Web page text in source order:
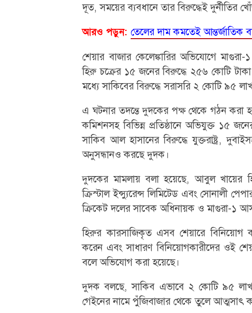
দূত, সময়ের ব্যবধানে তার বিরুদ্ধেই দুর্নীতির
আরও পড়ুন: তেলের দাম কমতেই আন্তর্জাতিক
শেয়ার বাজার কেলেঙ্কারির অভিযোগে
হিরু চক্রের ১৫ জনের বিরুদ্ধে ২৫৬ কোটি
মধ্যে সাকিবের বিরুদ্ধে সরাসরি ২ কোটি ৯৫
এ ঘটনার তদন্তে দুদকের পক্ষ থেকে গঠন করা
কমিশনসহ বিভিন্ন প্রতিষ্ঠানে অভিযুক্ত ১৫
সাকিব আল হাসানের বিরুদ্ধে যুক্তরাষ্ট্র,
অনুসন্ধানও করছে দুদক।
দুদকের মামলায় বলা হয়েছে, আবুল খায়ের
ক্রিস্টাল ইন্স্যুরেন্স লিমিটেড এবং সোনালী
ক্রিকেট দলের সাবেক অধিনায়ক ও মাগুরা-১
হিরুর কারসাজিকৃত এসব শেয়ারে বিনিয়োগ
করেন এবং সাধারণ বিনিয়োগকারীদের ওই
বলে অভিযোগ করা হয়েছে।
দুদক বলছে, সাকিব এভাবে ২ কোটি ৯৫ লাখ
গেইনের নামে পুঁজিবাজার থেকে তুলে আত্মসাৎ